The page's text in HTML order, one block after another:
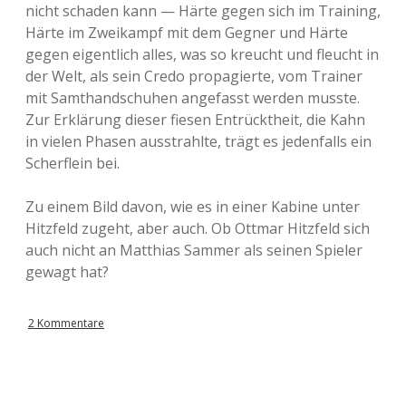
nicht schaden kann — Härte gegen sich im Training,
Härte im Zweikampf mit dem Gegner und Härte
gegen eigentlich alles, was so kreucht und fleucht in
der Welt, als sein Credo propagierte, vom Trainer
mit Samthandschuhen angefasst werden musste.
Zur Erklärung dieser fiesen Entrücktheit, die Kahn
in vielen Phasen ausstrahlte, trägt es jedenfalls ein
Scherflein bei.
Zu einem Bild davon, wie es in einer Kabine unter
Hitzfeld zugeht, aber auch. Ob Ottmar Hitzfeld sich
auch nicht an Matthias Sammer als seinen Spieler
gewagt hat?
2 Kommentare